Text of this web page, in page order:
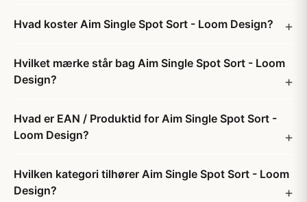
Hvad koster Aim Single Spot Sort - Loom Design?
Hvilket mærke står bag Aim Single Spot Sort - Loom
Design?
Hvad er EAN / Produktid for Aim Single Spot Sort -
Loom Design?
Hvilken kategori tilhører Aim Single Spot Sort - Loom
Design?